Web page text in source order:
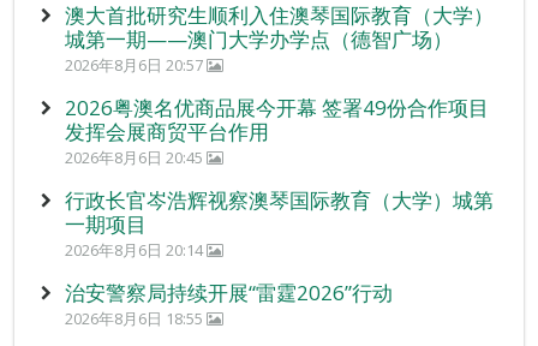
澳大首批研究生顺利入住澳琴国际教育（大学）
城第一期——澳门大学办学点（德智广场）
2026年8月6日 20:57
2026粤澳名优商品展今开幕 签署49份合作项目
发挥会展商贸平台作用
2026年8月6日 20:45
行政长官岑浩辉视察澳琴国际教育（大学）城第
一期项目
2026年8月6日 20:14
治安警察局持续开展“雷霆2026”行动
2026年8月6日 18:55